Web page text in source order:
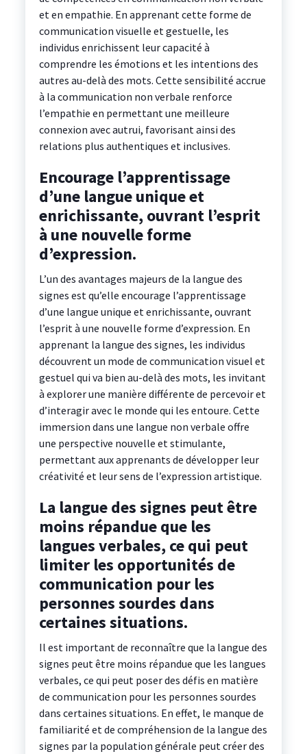
et en empathie. En apprenant cette forme de
communication visuelle et gestuelle, les
individus enrichissent leur capacité à
comprendre les émotions et les intentions des
autres au-delà des mots. Cette sensibilité accrue
à la communication non verbale renforce
l’empathie en permettant une meilleure
connexion avec autrui, favorisant ainsi des
relations plus authentiques et inclusives.
Encourage l’apprentissage
d’une langue unique et
enrichissante, ouvrant l’esprit
à une nouvelle forme
d’expression.
L’un des avantages majeurs de la langue des
signes est qu’elle encourage l’apprentissage
d’une langue unique et enrichissante, ouvrant
l’esprit à une nouvelle forme d’expression. En
apprenant la langue des signes, les individus
découvrent un mode de communication visuel et
gestuel qui va bien au-delà des mots, les invitant
à explorer une manière différente de percevoir et
d’interagir avec le monde qui les entoure. Cette
immersion dans une langue non verbale offre
une perspective nouvelle et stimulante,
permettant aux apprenants de développer leur
créativité et leur sens de l’expression artistique.
La langue des signes peut être
moins répandue que les
langues verbales, ce qui peut
limiter les opportunités de
communication pour les
personnes sourdes dans
certaines situations.
Il est important de reconnaître que la langue des
signes peut être moins répandue que les langues
verbales, ce qui peut poser des défis en matière
de communication pour les personnes sourdes
dans certaines situations. En effet, le manque de
familiarité et de compréhension de la langue des
signes par la population générale peut créer des